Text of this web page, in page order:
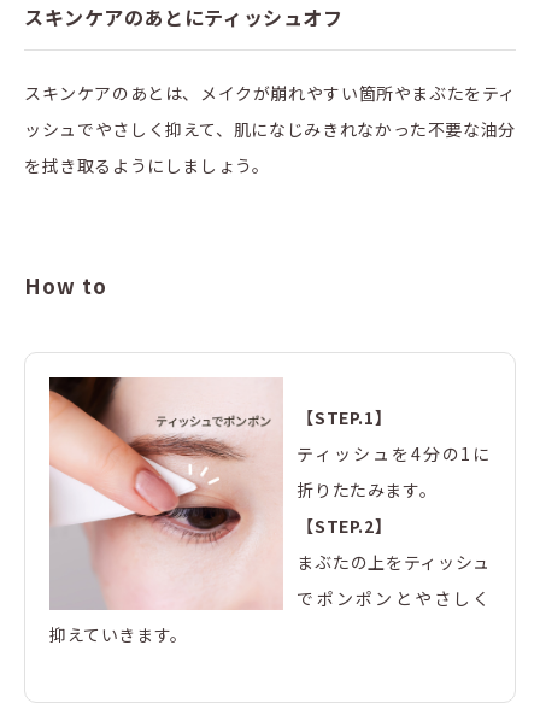
スキンケアのあとにティッシュオフ
スキンケアのあとは、メイクが崩れやすい箇所やまぶたをティ
ッシュでやさしく抑えて、肌になじみきれなかった不要な油分
を拭き取るようにしましょう。
How to
【STEP.1】
ティッシュを4分の1に
折りたたみます。
【STEP.2】
まぶたの上をティッシュ
でポンポンとやさしく
抑えていきます。